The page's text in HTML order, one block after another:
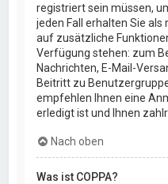
registriert sein müssen,
jeden Fall erhalten Sie
auf zusätzliche
Verfügung stehen: zum
Nachrichten, E-Mail-
Beitritt zu
empfehlen Ihnen eine
erledigt ist und Ihnen
Nach oben
Was ist COPPA?